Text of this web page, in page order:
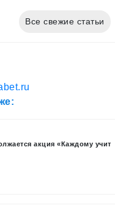
Все свежие статьи
акция «Каждому учит